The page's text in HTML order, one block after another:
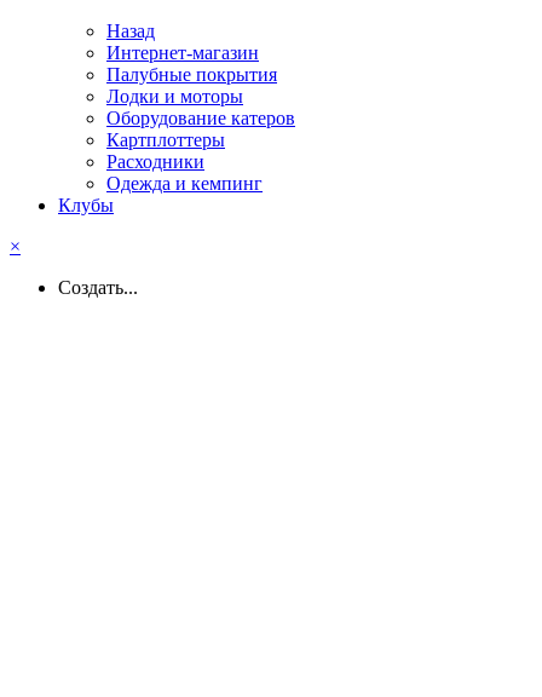
Назад
Интернет-магазин
Палубные покрытия
Лодки и моторы
Оборудование катеров
Картплоттеры
Расходники
Одежда и кемпинг
Клубы
×
Создать...